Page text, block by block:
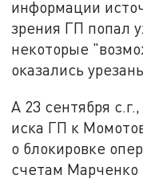
информации
зрения ГП попал
некоторые
оказались
А 23 сентября
иска ГП к
о блокировке
счетам